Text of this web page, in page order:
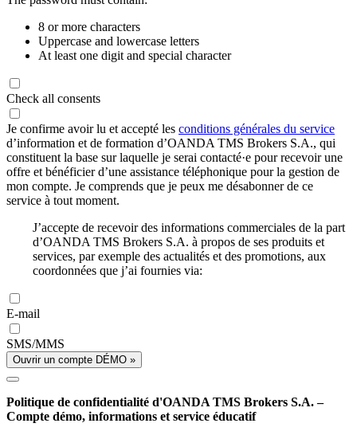
8 or more characters
Uppercase and lowercase letters
At least one digit and special character
Check all consents
Je confirme avoir lu et accepté les conditions générales du service
d’information et de formation d’OANDA TMS Brokers S.A., qui
constituent la base sur laquelle je serai contacté·e pour recevoir une
offre et bénéficier d’une assistance téléphonique pour la gestion de
mon compte. Je comprends que je peux me désabonner de ce
service à tout moment.
J’accepte de recevoir des informations commerciales de la part
d’OANDA TMS Brokers S.A. à propos de ses produits et
services, par exemple des actualités et des promotions, aux
coordonnées que j’ai fournies via:
E-mail
SMS/MMS
Ouvrir un compte DÉMO »
Politique de confidentialité d'OANDA TMS Brokers S.A. –
Compte démo, informations et service éducatif